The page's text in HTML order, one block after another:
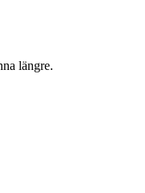
längre.